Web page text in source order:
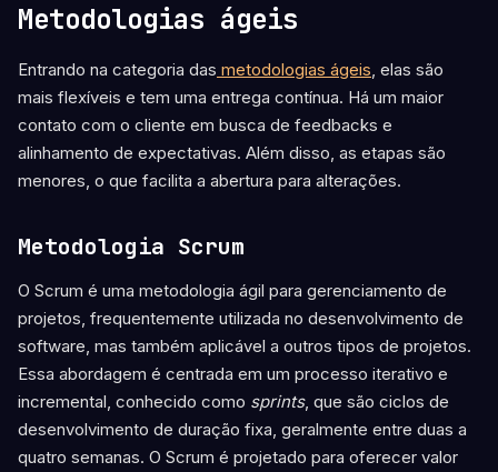
Metodologias ágeis
Entrando na categoria das metodologias ágeis, elas são
mais flexíveis e tem uma entrega contínua. Há um maior
contato com o cliente em busca de feedbacks e
alinhamento de expectativas. Além disso, as etapas são
menores, o que facilita a abertura para alterações.
Metodologia Scrum
O Scrum é uma metodologia ágil para gerenciamento de
projetos, frequentemente utilizada no desenvolvimento de
software, mas também aplicável a outros tipos de projetos.
Essa abordagem é centrada em um processo iterativo e
incremental, conhecido como sprints, que são ciclos de
desenvolvimento de duração fixa, geralmente entre duas a
quatro semanas. O Scrum é projetado para oferecer valor